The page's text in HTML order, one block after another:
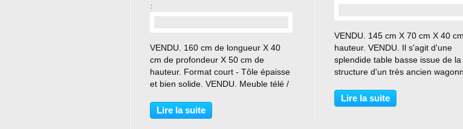
:
VENDU. 160 cm de longueur X 40
cm de profondeur X 50 cm de
hauteur. Format court - Tôle épaisse
et bien solide. VENDU. Meuble télé /
longueur X 40 cm de profondeur X
50 cm de hauteur. Idéal pour les
Lire la suite
VENDU. 145 cm X 70 cm X 40
hauteur. VENDU. Il s'agit d'une
splendide table basse issue de la
structure d'un très ancien
!! Acier décapé et brossé en
intégralité de la pièce. 145 cm de
Lire la suite